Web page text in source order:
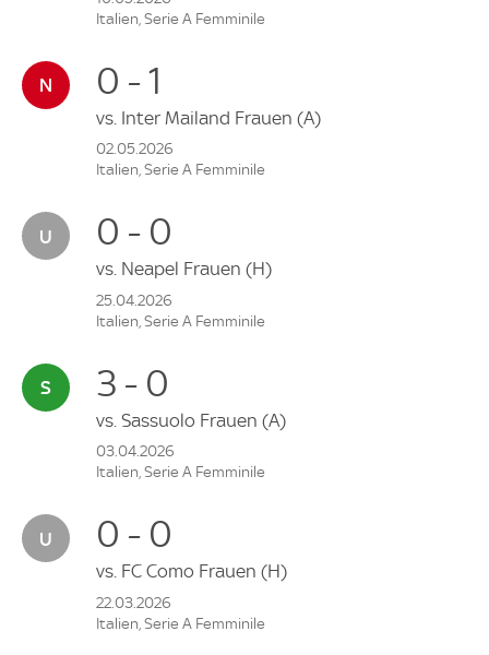
Italien, Serie A Femminile
0 - 1
vs. Inter Mailand Frauen (A)
02.05.2026
Italien, Serie A Femminile
0 - 0
vs. Neapel Frauen (H)
25.04.2026
Italien, Serie A Femminile
3 - 0
vs. Sassuolo Frauen (A)
03.04.2026
Italien, Serie A Femminile
0 - 0
vs. FC Como Frauen (H)
22.03.2026
Italien, Serie A Femminile